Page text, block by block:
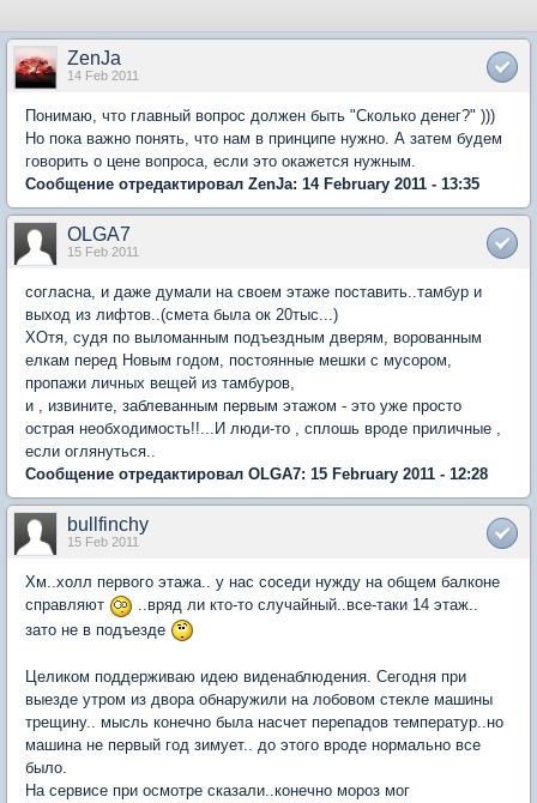
ZenJa
14 Feb 2011
Понимаю, что главный вопрос должен быть "Сколько денег?" )))
Но пока важно понять, что нам в принципе нужно. А затем будем
говорить о цене вопроса, если это окажется нужным.
Сообщение отредактировал ZenJa: 14 February 2011 - 13:35
OLGA7
15 Feb 2011
согласна, и даже думали на своем этаже поставить..тамбур и
выход из лифтов..(смета была ок 20тыс...)
ХОтя, судя по выломанным подъездным дверям, ворованным
елкам перед Новым годом, постоянные мешки с мусором,
пропажи личных вещей из тамбуров,
и , извините, заблеванным первым этажом - это уже просто
острая необходимость!!...И люди-то , сплошь вроде приличные ,
если оглянуться..
Сообщение отредактировал OLGA7: 15 February 2011 - 12:28
bullfinchy
15 Feb 2011
Хм..холл первого этажа.. у нас соседи нужду на общем балконе
справляют
..вряд ли кто-то случайный..все-таки 14 этаж..
зато не в подъезде
Целиком поддерживаю идею виденаблюдения. Сегодня при
выезде утром из двора обнаружили на лобовом стекле машины
трещину.. мысль конечно была насчет перепадов температур..но
машина не первый год зимует.. до этого вроде нормально все
было.
На сервисе при осмотре сказали..конечно мороз мог